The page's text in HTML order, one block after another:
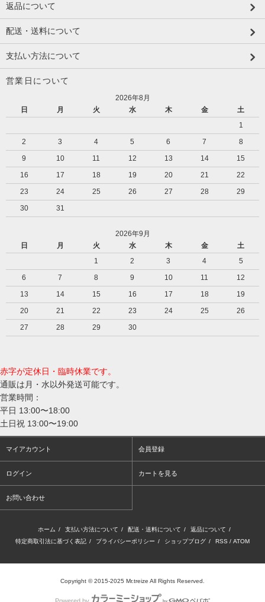
返品について
配送・送料について
支払い方法について
営業日について
2026年8月
日
月 火 水 木 金
土
1
2
3 4 5 6 7
8
9
10 11 12 13 14
15
16
17 18 19 20 21
22
23
24 25 26 27 28
29
30
31
2026年9月
日
月 火 水 木 金
土
1
2 3 4
5
6
7 8 9 10 11
12
13
14 15 16 17 18
19
20
21 22 23 24 25
26
27
28 29 30
赤字が定休日・臨時休業です。
通販は月・水以外発送可能です。
営業時間：
平日 13:00〜18:00
土日祝 13:00〜19:00
マイアカウント 会員登録
ログイン カートを見る
お問い合わせ
ホーム / 支払い方法について / 配送・送料について / 返品について /
特定商取引法に基づく表記 / プライバシーポリシー / ショップブログ / RSS / ATOM
Copyright © 2015-2025 Mr.treize All Rights Reserved.